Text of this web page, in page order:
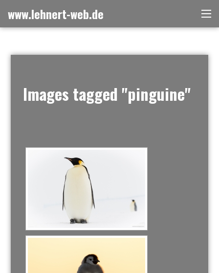
Inhalt
springen
www.lehnert-web.de
Images tagged "pinguine"